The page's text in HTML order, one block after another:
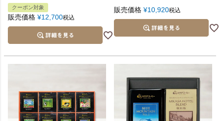
暑中御見舞/残暑御見舞
A.蝶結び
横幅320mm×高さ320mm×マチ110mm
【サイズに合うギフト例】
・コーヒーギフト 2袋入 1箱
B.小分け袋 中
横幅150mm×高さ280mm×マチ90mm
・ドリップバッグコーヒー 4～5枚入 2箱
・コーヒーゼリー 12個
・150gコーヒー 2袋
贈りたい相手先に直接届けてもらえますか？
クーポン対象
販売価格 ¥12,700税込
販売価格 ¥10,920税込